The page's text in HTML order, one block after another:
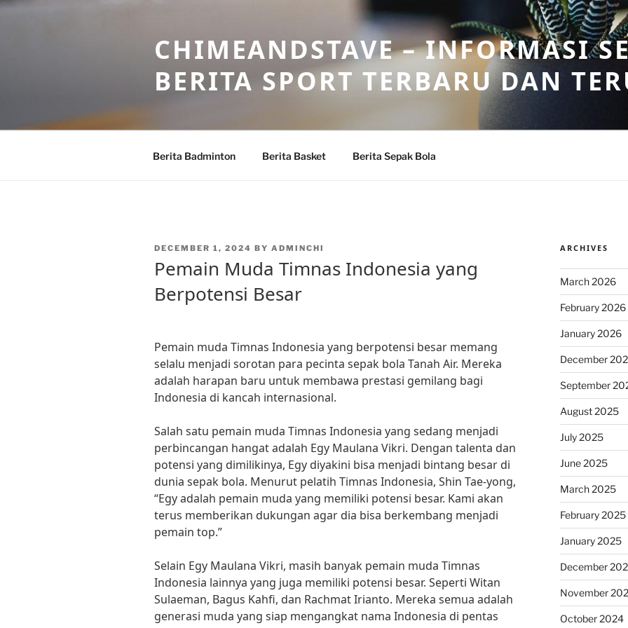
Skip
CHIMEANDSTAVE – INFORMASI
BERITA SPORT TERBARU DAN
Berita Badminton Berita Basket Berita Sepak Bola
POSTED
DECEMBER 1, 2024 BY ADMINCHI
Pemain Muda Timnas Indonesia yang
Berpotensi Besar
Pemain muda Timnas Indonesia yang berpotensi besar memang
selalu menjadi sorotan para pecinta sepak bola Tanah Air. Mereka
adalah harapan baru untuk membawa prestasi gemilang bagi
Indonesia di kancah internasional.
Salah satu pemain muda Timnas Indonesia yang sedang menjadi
perbincangan hangat adalah Egy Maulana Vikri. Dengan talenta dan
potensi yang dimilikinya, Egy diyakini bisa menjadi bintang besar di
dunia sepak bola. Menurut pelatih Timnas Indonesia, Shin Tae-yong,
“Egy adalah pemain muda yang memiliki potensi besar. Kami akan
terus memberikan dukungan agar dia bisa berkembang menjadi
pemain top.”
Selain Egy Maulana Vikri, masih banyak pemain muda Timnas
Indonesia lainnya yang juga memiliki potensi besar. Seperti Witan
Sulaeman, Bagus Kahfi, dan Rachmat Irianto. Mereka semua adalah
generasi muda yang siap mengangkat nama Indonesia di pentas
ARCHIVES
March 2026
February 2026
January 2026
December
September
August 2025
July 2025
June 2025
March 2025
February 2025
January 2025
December
November
October 2024